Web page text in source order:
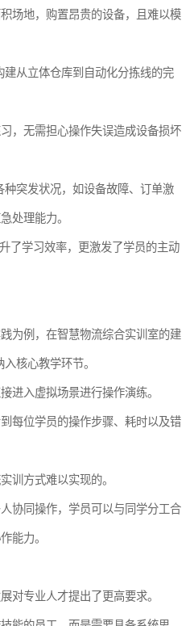
场地，购置昂贵的设备，且难以模
从立体仓库到自动化分拣线的完
，无需担心操作失误造成设备损坏
种突发状况，如设备故障、订单激
处理能力。
了学习效率，更激发了学员的主动
为例，在智慧物流综合实训室的建
核心教学环节。
进入虚拟场景进行操作演练。
每位学员的操作步骤、耗时以及错
训方式难以实现的。
协同操作，学员可以与同学分工合
能力。
对专业人才提出了更高要求。